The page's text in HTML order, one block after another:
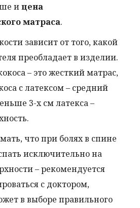
ицена
матраса.
зависит от того, какой
преобладает в изделии.
– это жесткий матрас,
с латексом – средний
3-х см латекса –
что при болях в спине
исключительно на
– рекомендуется
с доктором,
в выборе правильного